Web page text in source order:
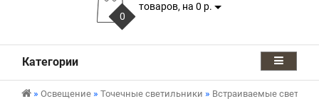
0
товаров, на 0 р.
Категории
Освещение Точечные светильники Встраиваемые